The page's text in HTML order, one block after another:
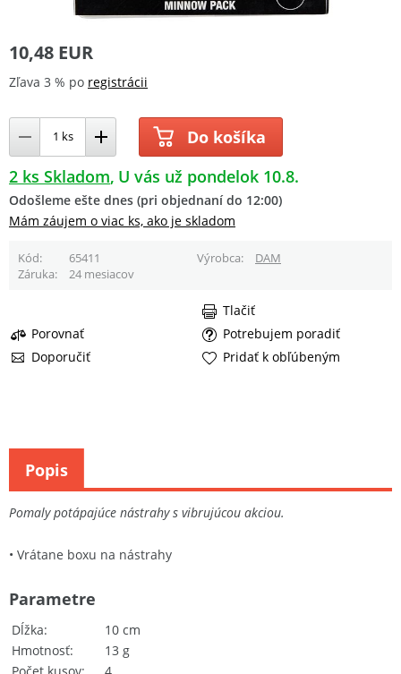
10,48 EUR
Zľava 3 % po registrácii
Do košíka
2 ks Skladom U vás už pondelok 10.8.
Odošleme ešte dnes (pri objednaní do 12:00)
Mám záujem o viac ks, ako je skladom
Kód 65411 Výrobca
DAM
Záruka
24 mesiacov
Porovnať
Potrebujem poradiť
Doporučiť
Tlačiť
Pridať k obľúbeným
Pomaly potápajúce nástrahy s vibrujúcou akciou.
• Vrátane boxu na nástrahy
Dĺžka
10 cm
Hmotnosť
13 g
Počet kusov
4
Parametre
Popis